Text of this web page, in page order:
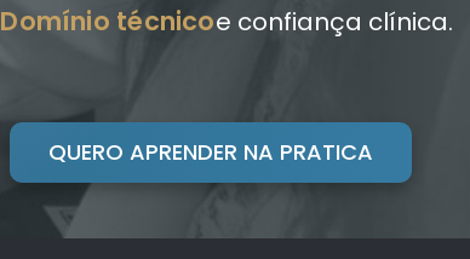
Domínio técnicoe confiança clínica.
QUERO APRENDER NA PRATICA